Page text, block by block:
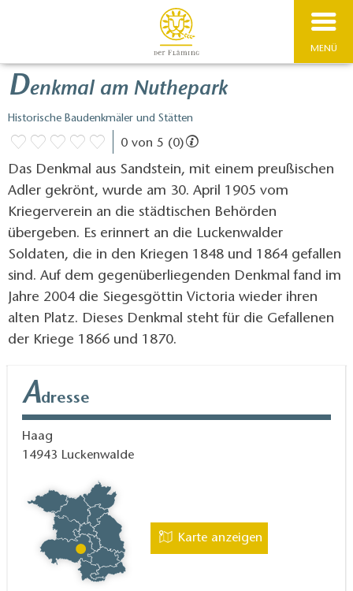
MENÜ
Denkmal am Nuthepark
Historische Baudenkmäler und Stätten
0 von 5 (0)
Das Denkmal aus Sandstein, mit einem preußischen
Adler gekrönt, wurde am 30. April 1905 vom
Kriegerverein an die städtischen Behörden
übergeben. Es erinnert an die Luckenwalder
Soldaten, die in den Kriegen 1848 und 1864 gefallen
sind. Auf dem gegenüberliegenden Denkmal fand im
Jahre 2004 die Siegesgöttin Victoria wieder ihren
alten Platz. Dieses Denkmal steht für die Gefallenen
der Kriege 1866 und 1870.
Adresse
Haag
14943 Luckenwalde
Karte anzeigen